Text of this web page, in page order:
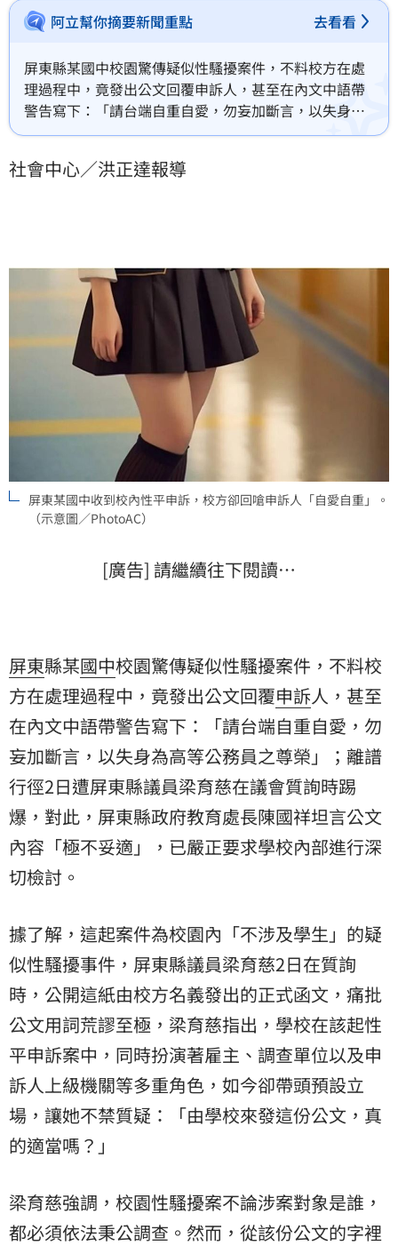
阿立幫你摘要新聞重點 去看看
屏東縣某國中校園驚傳疑似性騷擾案件，不料校方在處
理過程中，竟發出公文回覆申訴人，甚至在內文中語帶
警告寫下：「請台端自重自愛，勿妄加斷言，以失身為
高等公務員之尊榮」；離譜行徑2日遭屏東縣議員梁育慈
坦言公文內容「極不妥適」，已嚴正要求學校內部進行
社會中心／洪正達報導
屏東某國中收到校內性平申訴，校方卻回嗆申訴人「自愛自重」。
（示意圖／PhotoAC）
[廣告] 請繼續往下閱讀…
屏東縣某國中校園驚傳疑似性騷擾案件，不料校
方在處理過程中，竟發出公文回覆申訴人，甚至
在內文中語帶警告寫下：「請台端自重自愛，勿
妄加斷言，以失身為高等公務員之尊榮」；離譜
行徑2日遭屏東縣議員梁育慈在議會質詢時踢
爆，對此，屏東縣政府教育處長陳國祥坦言公文
內容「極不妥適」，已嚴正要求學校內部進行深
切檢討。
據了解，這起案件為校園內「不涉及學生」的疑
似性騷擾事件，屏東縣議員梁育慈2日在質詢
時，公開這紙由校方名義發出的正式函文，痛批
公文用詞荒謬至極，梁育慈指出，學校在該起性
平申訴案中，同時扮演著雇主、調查單位以及申
訴人上級機關等多重角色，如今卻帶頭預設立
場，讓她不禁質疑：「由學校來發這份公文，真
的適當嗎？」
梁育慈強調，校園性騷擾案不論涉案對象是誰，
都必須依法秉公調查。然而，從該份公文的字裡